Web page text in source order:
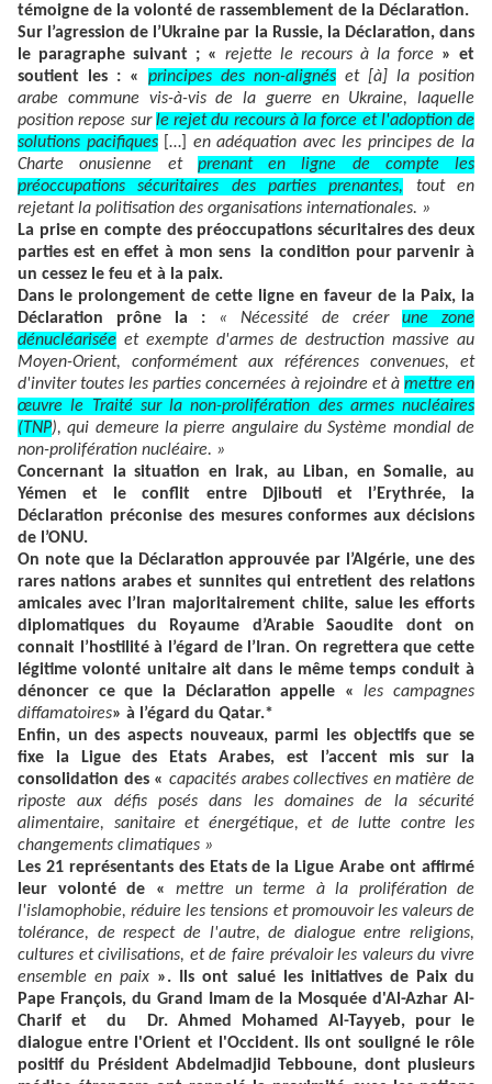
témoigne de la volonté de rassemblement de la Déclaration.
Sur l’agression de l’Ukraine par la Russie, la Déclaration, dans
le paragraphe suivant ; « rejette le recours à la force » et
soutient les : « principes des non-alignés et [à] la position
arabe commune vis-à-vis de la guerre en Ukraine, laquelle
position repose surle rejet du recours à la force et l'adoption de
solutions pacifiques
[…]
en adéquation avec les principes de la
Charte onusienne et prenant en ligne de compte les
préoccupations sécuritaires des parties prenantes, tout en
rejetant la politisation des organisations internationales. »
La prise en compte des préoccupations sécuritaires des deux
parties est en effet à mon sens la condition pour parvenir à
un cessez le feu et à la paix.
Dans le prolongement de cette ligne en faveur de la Paix, la
Déclaration prône la :
« Nécessité de créer une zone
dénucléarisée et exempte d'armes de destruction massive au
Moyen-Orient, conformément aux références convenues, et
d'inviter toutes les parties concernées à rejoindre et à mettre en
œuvre le Traité sur la non-prolifération des armes nucléaires
(TNP), qui demeure la pierre angulaire du Système mondial de
non-prolifération nucléaire. »
Concernant la situation en Irak, au Liban, en Somalie, au
Yémen et le conflit entre Djibouti et l’Erythrée, la
Déclaration préconise des mesures conformes aux décisions
de l’ONU.
On note que la Déclaration approuvée par l’Algérie, une des
rares nations arabes et sunnites qui entretient des relations
amicales avec l’Iran majoritairement chiite, salue les efforts
diplomatiques du Royaume d’Arabie Saoudite dont on
connait l’hostilité à l’égard de l’Iran. On regrettera que cette
légitime volonté unitaire ait dans le même temps conduit à
dénoncer ce que la Déclaration appelle «les campagnes
diffamatoires» à l’égard du Qatar.*
Enfin, un des aspects nouveaux, parmi les objectifs que se
fixe la Ligue des Etats Arabes, est l’accent mis sur la
consolidation des « capacités arabes collectives en matière de
riposte aux défis posés dans les domaines de la sécurité
alimentaire, sanitaire et énergétique, et de lutte contre les
changements climatiques »
Les 21 représentants des Etats de la Ligue Arabe ont affirmé
leur volonté de « mettre un terme à la prolifération de
l'islamophobie, réduire les tensions et promouvoir les valeurs de
tolérance, de respect de l'autre, de dialogue entre religions,
cultures et civilisations, et de faire prévaloir les valeurs du vivre
ensemble en paix ». Ils ont salué les initiatives de Paix du
Pape François, du Grand Imam de la Mosquée d'Al-Azhar Al-
Charif et du Dr. Ahmed Mohamed Al-Tayyeb, pour le
dialogue entre l'Orient et l'Occident. Ils ont souligné le rôle
positif du Président Abdelmadjid Tebboune, dont plusieurs